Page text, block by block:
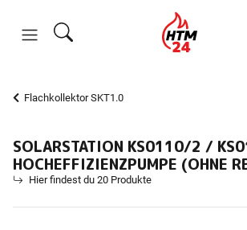
Flachkollektor SKT1.0
SOLARSTATION KS0110/2 /
HOCHEFFIZIENZPUMPE (OHNE
Hier findest du 20 Produkte